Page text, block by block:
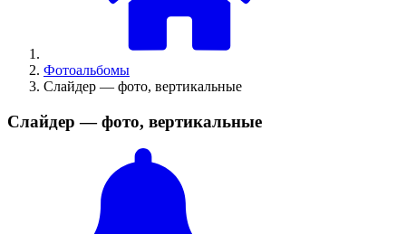
Фотоальбомы
Слайдер — фото, вертикальные
Слайдер — фото, вертикальные